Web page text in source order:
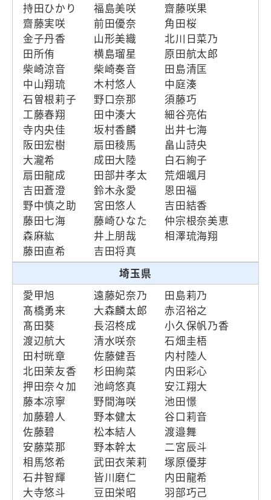
持田ひかり
福島美咲
齋藤咲果
齋藤実咲
前田優奈
角田桜
金子丹香
山形美織
北川日菜乃
田所侑
横島瑠星
原田航太郎
柴崎涼音
柴崎奏音
田島清匡
中山翔琉
木村悠人
中庭湊
石曽根莉子
野口奈那
須藤巧
工藤春翔
田中湊大
細谷亮佑
寺内央佳
坂村香麟
出井七海
阪田宏樹
扇田稜馬
畠山詩央
大瀧希
成田大陸
白石絢子
扇田龍成
田部井孝太
荒畑颯月
吉田蒼澄
鈴木永愛
恩田福
野中慎之助
宮田悠人
吉田結香
藤田七海
藤崎ひなた
仲宗根奈美恵
森麻紘
井上朋哉
相澤琉海翔
藤田直希
吉田将真
埼玉県
愛甲旭
遠藤妃奈乃
田島莉乃
髙橋勇来
大森麟太郎
赤沼裕之
髙田葵
長沼柊成
小久保帆乃香
渡辺航大
清水咲奈
石畑圭梧
田村晄章
佐藤健吾
内村陸人
北田茉友香
杉田絢菜
内田彩心
押田奈々加
池﨑悠真
安江翔大
藤本凉寧
野間海咲
池田憬
加藤碧人
野本健太
谷口莉音
佐藤碧
松本結人
渡邉舞
安藤菜那
野本幹太
二宮辰斗
相馬悠希
武田衣茉莉
塚原優芽
石井智輝
皆川磨仁
内田龍希
大寺悠斗
豆田栄昭 羽部巧己